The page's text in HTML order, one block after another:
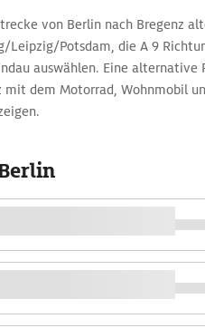
von Berlin nach Bregenz
Leipzig/Potsdam, die A 9
auswählen. Eine
dem Motorrad, Wohnmobil